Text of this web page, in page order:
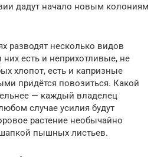
дадут начало новым колониям
разводят несколько видов
есть и неприхотливые, не
хлопот, есть и капризные
придётся повозиться. Какой
— каждый владелец
случае усилия будут
растение необычайно
пышных листьев.